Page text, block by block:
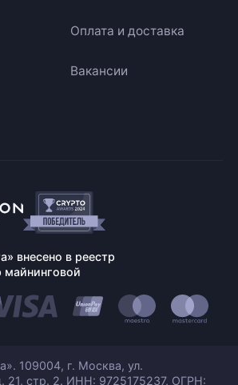
Оплата и доставка
Вакансии
внесено в реестр
109004, г. Москва, ул.
21, стр. 2. ИНН: 9725175237, ОГРН: